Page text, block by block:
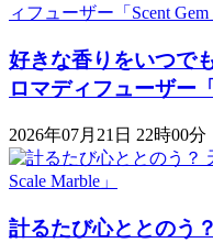
好きな香りをいつで
ロマディフューザー
2026年07月21日 22時00分
計るたび心ととのう